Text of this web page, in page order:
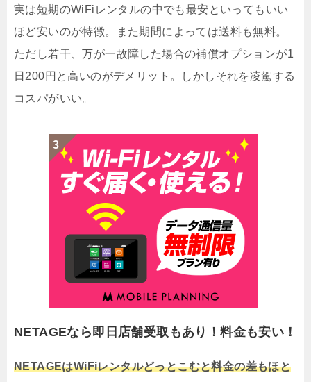
実は短期のWiFiレンタルの中でも最安といってもいい
ほど安いのが特徴。また期間によっては送料も無料。
ただし若干、万が一故障した場合の補償オプションが1
日200円と高いのがデメリット。しかしそれを凌駕する
コスパがいい。
NETAGEなら即日店舗受取もあり！料金も安い！
NETAGEはWiFiレンタルどっとこむと料金の差もほと